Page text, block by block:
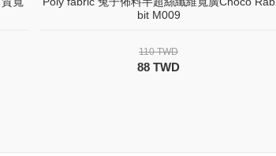
bit M009
110 TWD
88 TWD